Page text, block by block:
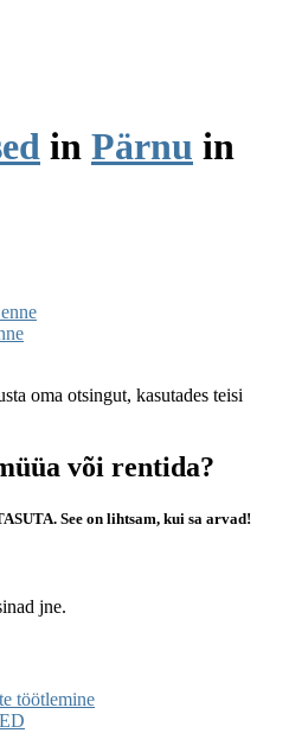
in Pärnu in
oma otsingut, kasutades teisi
või rentida?
See on lihtsam, kui sa arvad!
jne.
töötlemine